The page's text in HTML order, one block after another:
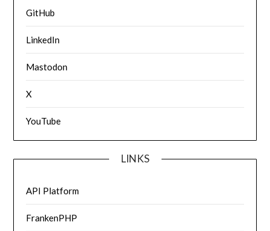
GitHub
LinkedIn
Mastodon
X
YouTube
LINKS
API Platform
FrankenPHP